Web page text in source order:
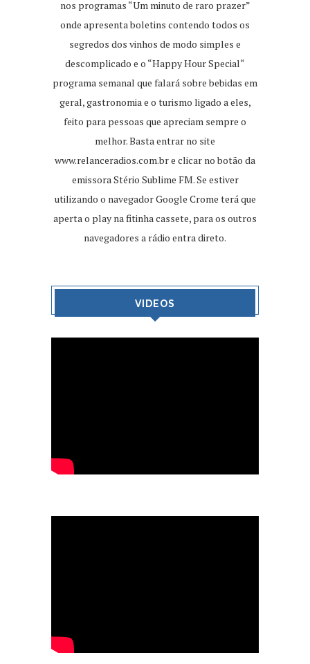
nos programas “Um minuto de raro prazer”
onde apresenta boletins contendo todos os
segredos dos vinhos de modo simples e
descomplicado e o “Happy Hour Special“
programa semanal que falará sobre bebidas em
geral, gastronomia e o turismo ligado a eles,
feito para pessoas que apreciam sempre o
melhor. Basta entrar no site
www.relanceradios.com.bre clicar no botão da
emissora Stério Sublime FM. Se estiver
utilizando o navegador Google Crome terá que
aperta o play na fitinha cassete, para os outros
navegadores a rádio entra direto.
VIDEOS